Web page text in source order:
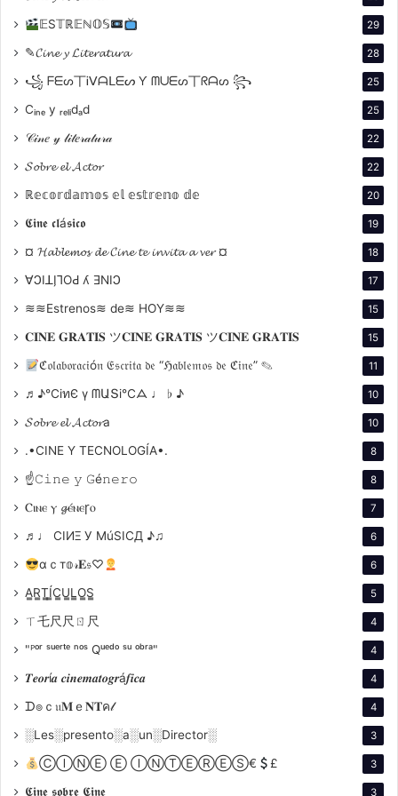
junto con los impresionantes efectos visuales,
contribuyen a crear una experiencia envolvente que
convirtió rápidamente en un fenómeno cultural,
novela clásica y su innovador enfoque visual.
Una Visión Única de
Coppola
Desde el principio, la producción estuvo rodeada de
rumores y expectativas. Aunque inicialmente se
pensó que Coppola también escribiría el guion, la
𝔼S𝕋ℝ𝔼ℕ𝕆𝕊 29
✎𝓒𝓲𝓷𝓮 𝔂 𝓛𝓲𝓽𝓮𝓻𝓪𝓽𝓾𝓻𝓪 28
꧁ ᖴᗴᔕ丅Ꭵᐯᗩᒪᗴᔕ Ƴ ᗰᑌᗴᔕ丅ᖇᗩᔕ ꧂ 25
Cᵢₙₑ y ᵣₑₗᵢdₐd 25
𝒞𝒾𝓃𝑒 𝓎 𝓁𝒾𝓉𝑒𝓇𝒶𝓉𝓊𝓇𝒶 22
𝓢𝓸𝓫𝓻𝓮 𝓮𝓵 𝓐𝓬𝓽𝓸𝓻 22
ℝ𝕖𝕔𝕠𝕣𝕕𝕒𝕞𝕠𝕤 𝕖𝕝 𝕖𝕤𝕥𝕣𝕖𝕟𝕠 𝕕𝕖 20
𝕮𝖎𝖓𝖊 𝖈𝖑á𝖘𝖎𝖈𝖔 19
¤ 𝓗𝓪𝓫𝓵𝓮𝓶𝓸𝓼 𝓭𝓮 𝓒𝓲𝓷𝓮 𝓽𝓮 𝓲𝓷𝓿𝓲𝓽𝓪 𝓪 𝓿𝓮𝓻 ¤ 18
∀ϽIꓕI̗⅂OԀ ʎ ƎNIϽ 17
≋≋Estrenos≋ de≋ HOY≋≋ 15
𝐂𝐈𝐍𝐄 𝐆𝐑𝐀𝐓𝐈𝐒 ツ𝐂𝐈𝐍𝐄 𝐆𝐑𝐀𝐓𝐈𝐒 ツ𝐂𝐈𝐍𝐄 𝐆𝐑𝐀𝐓𝐈𝐒 15
ℭ𝔬𝔩𝔞𝔟𝔬𝔯𝔞𝔠𝔦ó𝔫 𝔈𝔰𝔠𝔯𝔦𝔱𝔞 𝔡𝔢 “ℌ𝔞𝔟𝔩𝔢𝔪𝔬𝔰 𝔡𝔢 ℭ𝔦𝔫𝔢” ✎ 11
♬♪℃іทЄ ү ᗰԱՏі℃ᗋ ♩ ♭ ♪ 10
𝓢𝓸𝓫𝓻𝓮 𝓮𝓵 𝓐𝓬𝓽𝓸𝓻a 10
.•CINE Y TECNOLOGÍA•. 8
☝𝙲𝚒𝚗𝚎 𝚢 𝙶é𝚗𝚎𝚛𝚘 8
Ⲥⲓⲛⲉ ⲩ 𝓰ⲉ́ⲛⲉꞅⲟ 7
♬♩ CIИΞ У MúSICД ♪♫ 6
αｃт𝕠𝓇𝐄𝔰♡ 6
A̳R̳T̳Í̳C̳U̳L̳O̳S̳ 5
ㄒ乇尺尺ㄖ尺 4
"ᴾᵒʳ ˢᵘᵉʳᵗᵉ ⁿᵒˢ Qᵘᵉᵈᵒ ˢᵘ ᵒᵇʳᵃ" 4
𝑻𝒆𝒐𝒓í𝒂 𝒄𝒊𝒏𝒆𝒎𝒂𝒕𝒐𝒈𝒓á𝒇𝒊𝒄𝒂 4
ᗪ๏ｃ𝔲𝐌ｅ𝐍𝐓ค𝓁 4
░Les░presento░a░un░Director░ 3
ⒸⒾⓃⒺ Ⓔ ⒾⓃⓉⒺⓇⒺⓈ€ £ 3
𝕮𝖎𝖓𝖊 𝖘𝖔𝖇𝖗𝖊 𝕮𝖎𝖓𝖊 3